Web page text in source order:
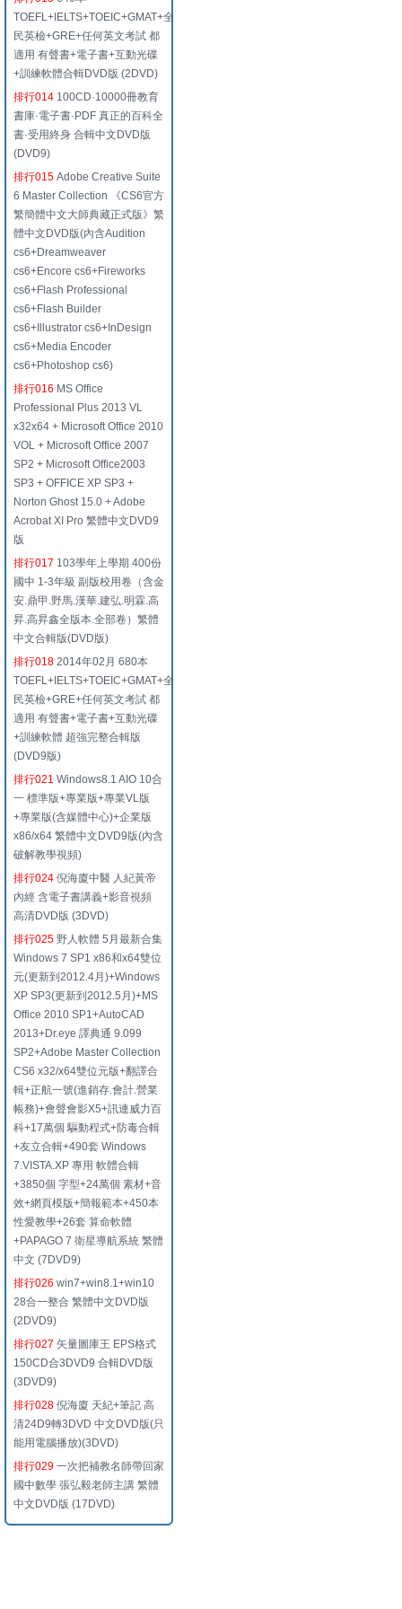
TOEFL+IELTS+TOEIC+GMAT+全
民英檢+GRE+任何英文考試 都
適用 有聲書+電子書+互動光碟
+訓練軟體合輯DVD版 (2DVD)
排行014 100CD·10000冊教育
書庫·電子書·PDF 真正的百科全
書·受用終身 合輯中文DVD版
(DVD9)
排行015 Adobe Creative Suite
6 Master Collection 《CS6官方
繁簡體中文大師典藏正式版》繁
體中文DVD版(內含Audition
cs6+Dreamweaver
cs6+Encore cs6+Fireworks
cs6+Flash Professional
cs6+Flash Builder
cs6+Illustrator cs6+InDesign
cs6+Media Encoder
cs6+Photoshop cs6)
排行016 MS Office
Professional Plus 2013 VL
x32x64 + Microsoft Office 2010
VOL + Microsoft Office 2007
SP2 + Microsoft Office2003
SP3 + OFFICE XP SP3 +
Norton Ghost 15.0 + Adobe
Acrobat XI Pro 繁體中文DVD9
版
排行017 103學年上學期 400份
國中 1-3年級 副版校用卷（含金
安.鼎甲.野馬.漢華.建弘.明霖.高
昇.高昇鑫全版本.全部卷）繁體
中文合輯版(DVD版)
排行018 2014年02月 680本
TOEFL+IELTS+TOEIC+GMAT+全
民英檢+GRE+任何英文考試 都
適用 有聲書+電子書+互動光碟
+訓練軟體 超強完整合輯版
(DVD9版)
排行021 Windows8.1 AIO 10合
一 標準版+專業版+專業VL版
+專業版(含媒體中心)+企業版
x86/x64 繁體中文DVD9版(內含
破解教學視頻)
排行024 倪海廈中醫 人紀黃帝
內經 含電子書講義+影音視頻
高清DVD版 (3DVD)
排行025 野人軟體 5月最新合集
Windows 7 SP1 x86和x64雙位
元(更新到2012.4月)+Windows
XP SP3(更新到2012.5月)+MS
Office 2010 SP1+AutoCAD
2013+Dr.eye 譯典通 9.099
SP2+Adobe Master Collection
CS6 x32/x64雙位元版+翻譯合
輯+正航一號(進銷存.會計.營業
帳務)+會聲會影X5+訊連威力百
科+17萬個 驅動程式+防毒合輯
+友立合輯+490套 Windows
7.VISTA.XP 專用 軟體合輯
+3850個 字型+24萬個 素材+音
效+網頁模版+簡報範本+450本
性愛教學+26套 算命軟體
+PAPAGO 7 衛星導航系統 繁體
中文 (7DVD9)
排行026 win7+win8.1+win10
28合一整合 繁體中文DVD版
(2DVD9)
排行027 矢量圖庫王 EPS格式
150CD合3DVD9 合輯DVD版
(3DVD9)
排行028 倪海廈 天紀+筆記 高
清24D9轉3DVD 中文DVD版(只
能用電腦播放)(3DVD)
排行029 一次把補教名師帶回家
國中數學 張弘毅老師主講 繁體
中文DVD版 (17DVD)